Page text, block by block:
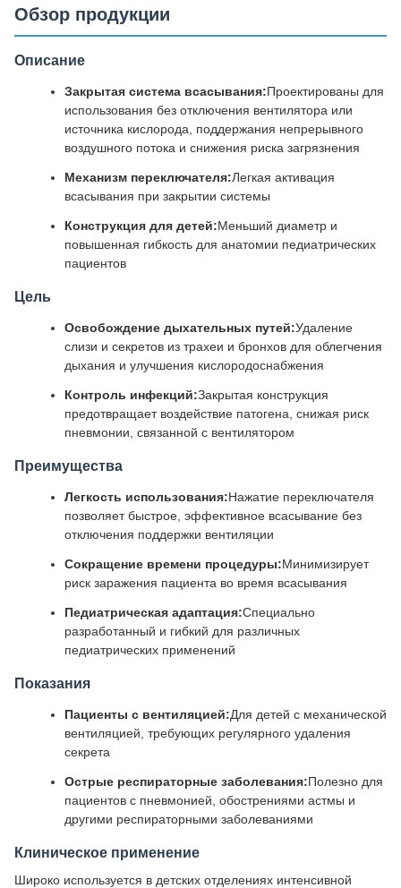
Обзор продукции
Описание
Закрытая система всасывания:Проектированы для
использования без отключения вентилятора или
источника кислорода, поддержания непрерывного
воздушного потока и снижения риска загрязнения
Механизм переключателя:Легкая активация
всасывания при закрытии системы
Конструкция для детей:Меньший диаметр и
повышенная гибкость для анатомии педиатрических
пациентов
Цель
Освобождение дыхательных путей:Удаление
слизи и секретов из трахеи и бронхов для облегчения
дыхания и улучшения кислородоснабжения
Контроль инфекций:Закрытая конструкция
предотвращает воздействие патогена, снижая риск
пневмонии, связанной с вентилятором
Преимущества
Легкость использования:Нажатие переключателя
позволяет быстрое, эффективное всасывание без
отключения поддержки вентиляции
Сокращение времени процедуры:Минимизирует
риск заражения пациента во время всасывания
Педиатрическая адаптация:Специально
разработанный и гибкий для различных
педиатрических применений
Показания
Пациенты с вентиляцией:Для детей с механической
вентиляцией, требующих регулярного удаления
секрета
Острые респираторные заболевания:Полезно для
пациентов с пневмонией, обострениями астмы и
другими респираторными заболеваниями
Клиническое применение
Широко используется в детских отделениях интенсивной